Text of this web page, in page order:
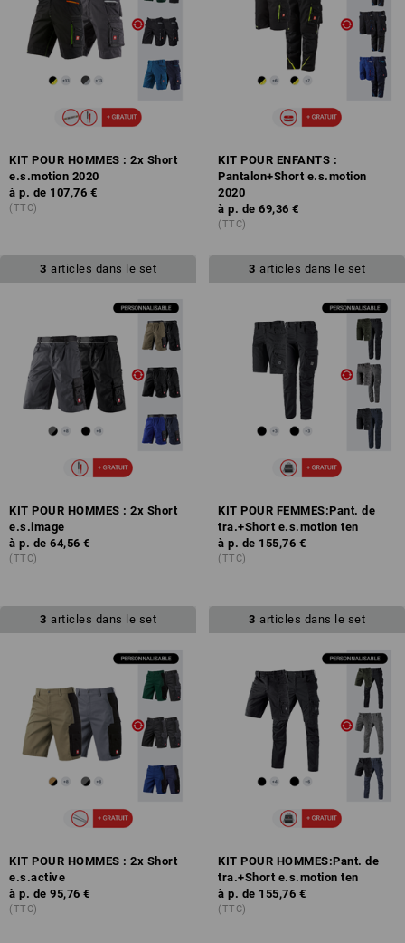
KIT POUR HOMMES : 2x Short
e.s.motion 2020
à p. de 107,76 €
(TTC)
KIT POUR ENFANTS :
Pantalon+Short e.s.motion
2020
à p. de 69,36 €
(TTC)
3 articles dans le set
KIT POUR HOMMES : 2x Short
e.s.image
à p. de 64,56 €
(TTC)
3 articles dans le set
KIT POUR FEMMES:Pant. de
tra.+Short e.s.motion ten
à p. de 155,76 €
(TTC)
3 articles dans le set
KIT POUR HOMMES : 2x Short
e.s.active
à p. de 95,76 €
(TTC)
3 articles dans le set
KIT POUR HOMMES:Pant. de
tra.+Short e.s.motion ten
à p. de 155,76 €
(TTC)